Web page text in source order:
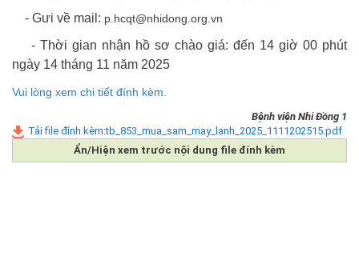
- Gưi về mail: p.hcqt@nhidong.org.vn
- Thời gian nhận hồ sơ chào giá: đến 14 giờ 00 phút
ngày 14 tháng 11 năm 2025
Vui lòng xem chi tiết đính kèm.
Bệnh viện Nhi Đồng 1
Tải file đính kèm:tb_853_mua_sam_may_lanh_2025_1111202515.pdf
Ẩn/Hiện xem trước nội dung file đính kèm